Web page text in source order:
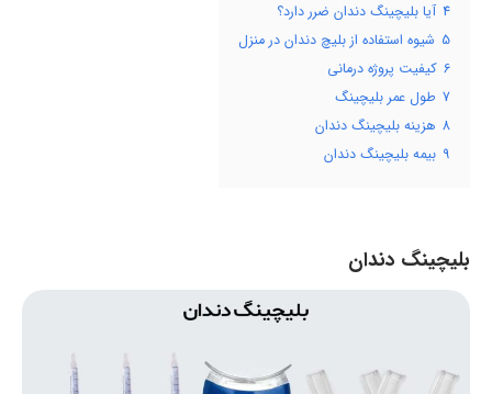
4 آیا بلیچینگ دندان ضرر دارد؟
5 شیوه استفاده از بلیچ دندان در منزل
6 کیفیت پروژه درمانی
7 طول عمر بلیچینگ
8 هزینه بلیچینگ دندان
9 بیمه بلیچینگ دندان
بلیچینگ دندان